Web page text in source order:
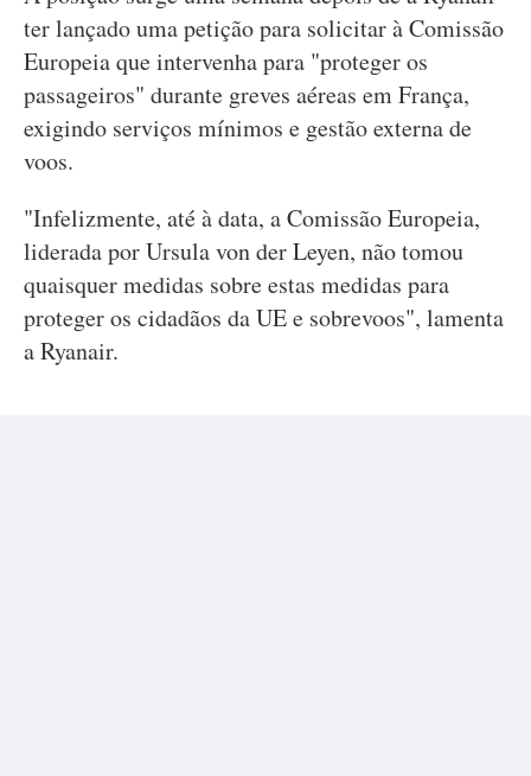
ter lançado uma petição para solicitar à Comissão
Europeia que intervenha para "proteger os
passageiros" durante greves aéreas em França,
exigindo serviços mínimos e gestão externa de
voos.
"Infelizmente, até à data, a Comissão Europeia,
liderada por Ursula von der Leyen, não tomou
quaisquer medidas sobre estas medidas para
proteger os cidadãos da UE e sobrevoos", lamenta
a Ryanair.